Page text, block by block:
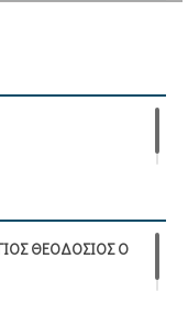
ΘΕΟΔΟΣΙΟΣ Ο